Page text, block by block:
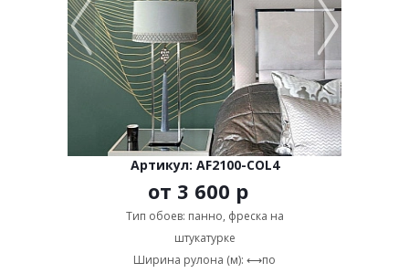
Артикул: AF2100-COL4
от 3 600 р
Тип обоев: панно, фреска на
штукатурке
Ширина рулона (м): ⟷по